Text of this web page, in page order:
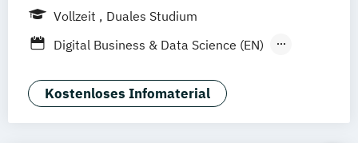
UE Innovation Hub
Vollzeit
Duales Studium
Digital Business & Data Science (EN)
Software Engineering (EN)
Kostenloses Infomaterial